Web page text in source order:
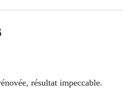
résultat impeccable.